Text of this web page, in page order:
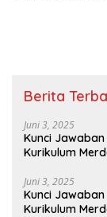
Berita
Juni 3, 2025
Kunci Jawaban
Kurikulum
Juni 3, 2025
Kunci Jawaban
Kurikulum